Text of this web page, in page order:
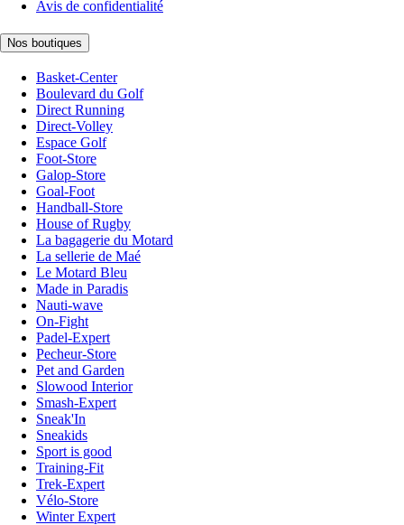
Avis de confidentialité
Nos boutiques
Basket-Center
Boulevard du Golf
Direct Running
Direct-Volley
Espace Golf
Foot-Store
Galop-Store
Goal-Foot
Handball-Store
House of Rugby
La bagagerie du Motard
La sellerie de Maé
Le Motard Bleu
Made in Paradis
Nauti-wave
On-Fight
Padel-Expert
Pecheur-Store
Pet and Garden
Slowood Interior
Smash-Expert
Sneak'In
Sneakids
Sport is good
Training-Fit
Trek-Expert
Vélo-Store
Winter Expert